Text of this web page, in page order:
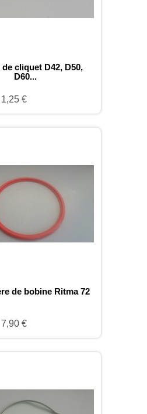
cliquet D42, D50,
D60...
1,25 €
de bobine Ritma 72
7,90 €